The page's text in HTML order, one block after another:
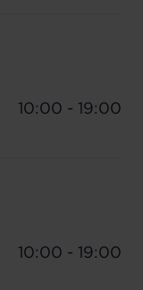
10:00 - 19:00
10:00 - 19:00